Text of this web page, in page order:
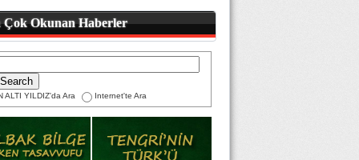
Çok Okunan Haberler
ALTI YILDIZ'da Ara Internet'te Ara